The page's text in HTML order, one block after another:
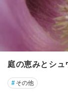
ダ
ー
ク
庭の恵みとシ
# その他